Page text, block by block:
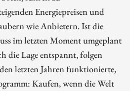
Energiepreisen und
wie Anbietern. Ist die
im letzten Moment umgeplant
die Lage entspannt, folgen
letzten Jahren funktionierte,
Kaufen, wenn die Welt